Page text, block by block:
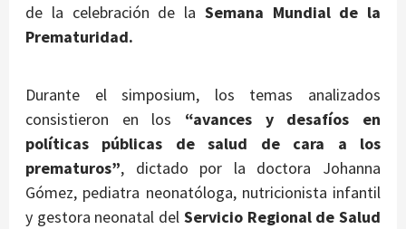
de la celebración de la Semana Mundial de la
Prematuridad.
Durante el simposium, los temas analizados
consistieron en los “avances y desafíos en
políticas públicas de salud de cara a los
prematuros”, dictado por la doctora Johanna
Gómez, pediatra neonatóloga, nutricionista infantil
y gestora neonatal del Servicio Regional de Salud